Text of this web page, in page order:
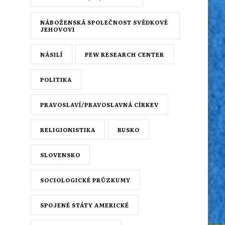
NÁBOŽENSKÁ SPOLEČNOST SVĚDKOVÉ
JEHOVOVI
NÁSILÍ PEW RESEARCH CENTER
POLITIKA
PRAVOSLAVÍ/PRAVOSLAVNÁ CÍRKEV
RELIGIONISTIKA RUSKO
SLOVENSKO
SOCIOLOGICKÉ PRŮZKUMY
SPOJENÉ STÁTY AMERICKÉ